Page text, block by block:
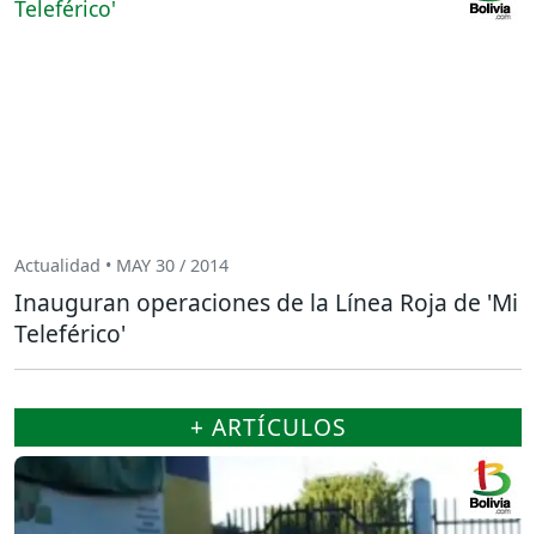
Actualidad • MAY 30 / 2014
Inauguran operaciones de la Línea Roja de 'Mi
Teleférico'
+ ARTÍCULOS